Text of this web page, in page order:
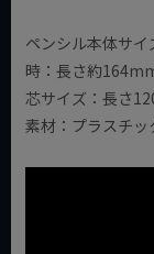
ペンシル本体サ
時：長さ約164mm
芯サイズ：長さ
素材：プラスチッ